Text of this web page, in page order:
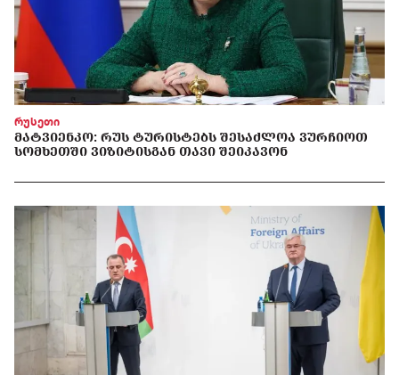
რუსეთი
ᲛᲐᲢᲕᲘᲔᲜᲙᲝ: ᲠᲣᲡ ᲢᲣᲠᲘᲡᲢᲔᲑᲡ ᲨᲔᲡᲐᲫᲚᲝᲐ ᲕᲣᲠᲩᲘᲝᲗ
ᲡᲝᲛᲮᲔᲗᲨᲘ ᲕᲘᲖᲘᲢᲘᲡᲒᲐᲜ ᲗᲐᲕᲘ ᲨᲔᲘᲙᲐᲕᲝᲜ